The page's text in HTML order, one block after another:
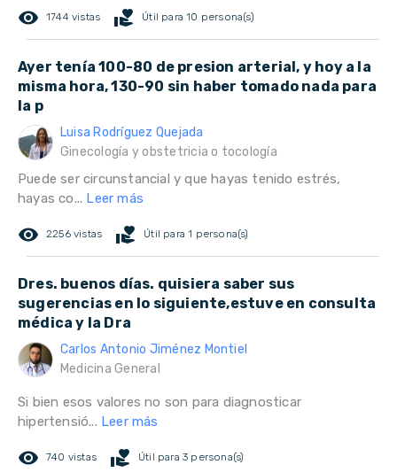
remove_red_eye 1744 vistas volunteer_activism Útil para 10 persona(s)
Ayer tenía 100-80 de presion arterial, y hoy a la
misma hora, 130-90 sin haber tomado nada para
la p
Luisa Rodríguez Quejada
Ginecología y obstetricia o tocología
Puede ser circunstancial y que hayas tenido estrés,
hayas co... Leer más
remove_red_eye 2256 vistas volunteer_activism Útil para 1 persona(s)
Dres. buenos días. quisiera saber sus
sugerencias en lo siguiente,estuve en consulta
médica y la Dra
Carlos Antonio Jiménez Montiel
Medicina General
Si bien esos valores no son para diagnosticar
hipertensió... Leer más
remove_red_eye 740 vistas volunteer_activism Útil para 3 persona(s)